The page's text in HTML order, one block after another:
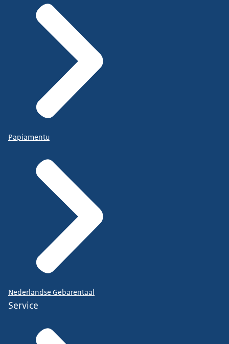
Papiamentu
Nederlandse Gebarentaal
Service